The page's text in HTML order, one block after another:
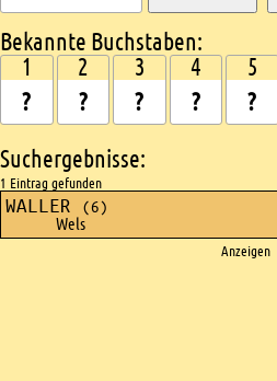
Bekannte Buchstaben:
1 2 3 4 5
Suchergebnisse:
1 Eintrag gefunden
WALLER (6)
Wels
Anzeigen